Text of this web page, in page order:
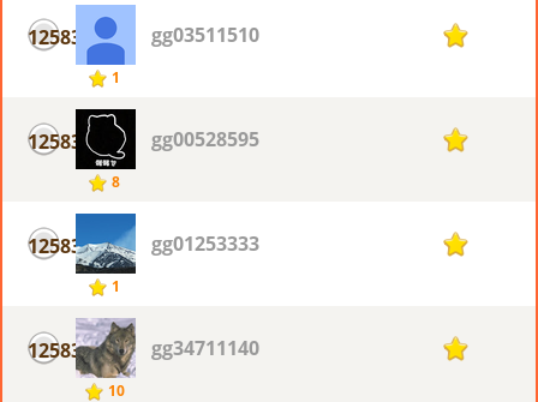
12583
1
gg03511510 1
12583
8
gg00528595 1
12583
1
gg01253333 1
12583
10
gg34711140 1